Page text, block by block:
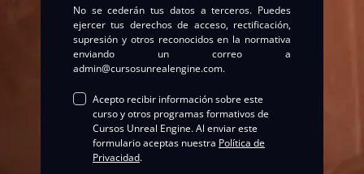
No se cederán tus datos a terceros. Puedes
ejercer tus derechos de acceso, rectificación,
supresión y otros reconocidos en la normativa
enviando un correo a
admin@cursosunrealengine.com.
Acepto recibir información sobre este
curso y otros programas formativos de
Cursos Unreal Engine. Al enviar este
formulario aceptas nuestra Política de
Privacidad.